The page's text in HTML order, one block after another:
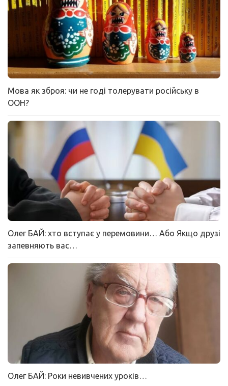
Мова як зброя: чи не годі толерувати російську в
ООН?
Олег БАЙ: хто вступає у перемовини… Або Якщо друзі
запевняють вас…
Олег БАЙ: Роки невивчених уроків…